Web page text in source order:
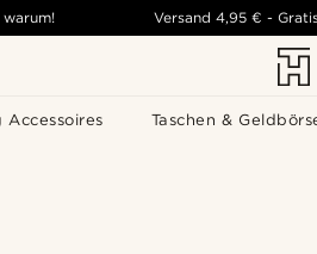
Accessoires Taschen &
Versand 4,95 € -